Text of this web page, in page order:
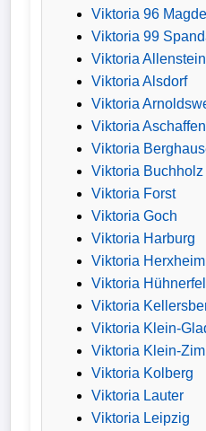
Viktoria 96
Viktoria 99
Viktoria Allenstein
Viktoria Alsdorf
Viktoria
Viktoria
Viktoria
Viktoria Buchholz
Viktoria Forst
Viktoria Goch
Viktoria Harburg
Viktoria Herxheim
Viktoria
Viktoria
Viktoria Klein-
Viktoria Klein-
Viktoria Kolberg
Viktoria Lauter
Viktoria Leipzig